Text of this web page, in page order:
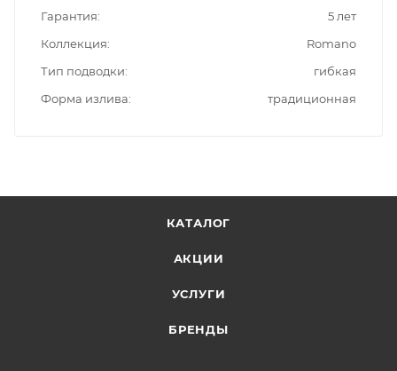
Гарантия
5 лет
Коллекция
Romano
Тип подводки
гибкая
Форма излива
традиционная
КАТАЛОГ
АКЦИИ
УСЛУГИ
БРЕНДЫ